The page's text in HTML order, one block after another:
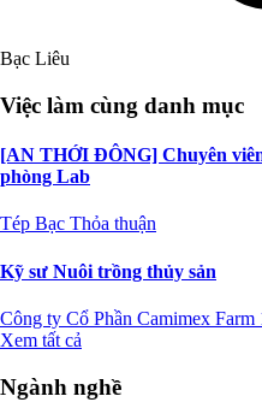
Bạc Liêu
Việc làm cùng danh mục
[AN THỚI ĐÔNG] Chuyên
phòng Lab
Tép Bạc Thỏa thuận
Kỹ sư Nuôi trồng thủy sản
Công ty Cổ Phần Camimex Farm
Xem tất cả
Ngành nghề